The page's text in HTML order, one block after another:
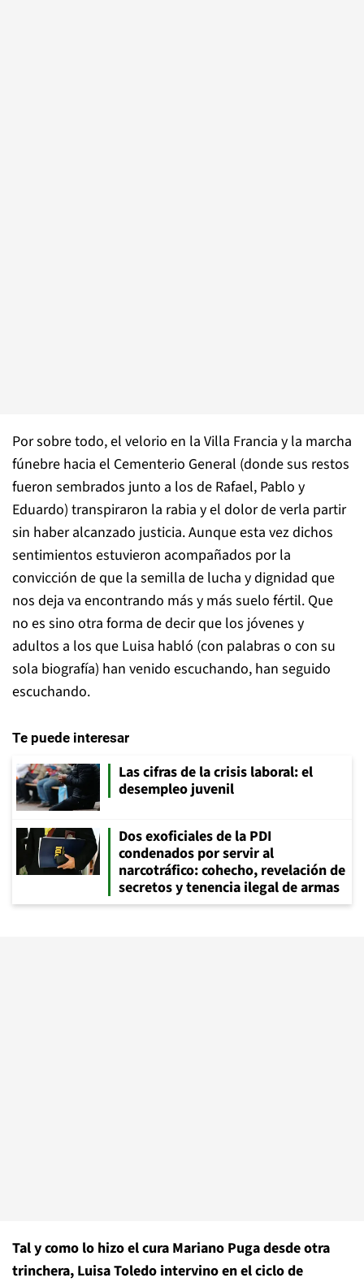
Por sobre todo, el velorio en la Villa Francia y la marcha
fúnebre hacia el Cementerio General (donde sus restos
fueron sembrados junto a los de Rafael, Pablo y
Eduardo) transpiraron la rabia y el dolor de verla partir
sin haber alcanzado justicia. Aunque esta vez dichos
sentimientos estuvieron acompañados por la
convicción de que la semilla de lucha y dignidad que
nos deja va encontrando más y más suelo fértil. Que
no es sino otra forma de decir que los jóvenes y
adultos a los que Luisa habló (con palabras o con su
sola biografía) han venido escuchando, han seguido
escuchando.
Te puede interesar
Las cifras de la crisis laboral: el
desempleo juvenil
Dos exoficiales de la PDI
condenados por servir al
narcotráfico: cohecho, revelación de
secretos y tenencia ilegal de armas
Tal y como lo hizo el cura Mariano Puga desde otra
trinchera, Luisa Toledo intervino en el ciclo de